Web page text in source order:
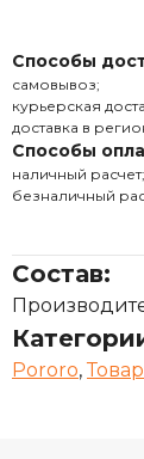
Способы
самовывоз;
курьерская
доставка в
Способы
наличный расчет;
безналичный
Состав:
Pororo,